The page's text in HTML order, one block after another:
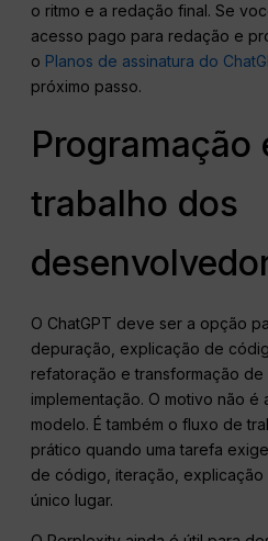
o ritmo e a redação final. Se
acesso pago para redação e
o Planos de assinatura do
próximo passo.
Programação
trabalho dos
O ChatGPT deve ser a opção
depuração, explicação de
refatoração e transformação
implementação. O motivo não
modelo. É também o fluxo de
prático quando uma tarefa
de código, iteração, explicação
único lugar.